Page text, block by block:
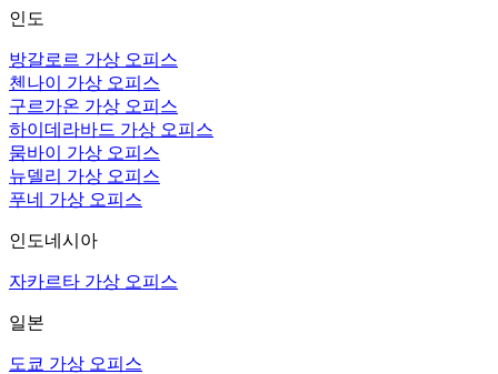
인도
방갈로르 가상 오피스
첸나이 가상 오피스
구르가온 가상 오피스
하이데라바드 가상 오피스
뭄바이 가상 오피스
뉴델리 가상 오피스
푸네 가상 오피스
인도네시아
자카르타 가상 오피스
일본
도쿄 가상 오피스